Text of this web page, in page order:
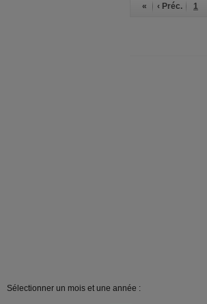
« ‹ Préc. 1
Sélectionner un mois et une année :